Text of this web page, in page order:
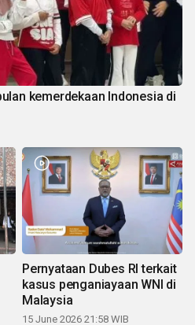
kemerdekaan Indonesia di
Pernyataan Dubes RI terkait
kasus penganiayaan WNI di
Malaysia
15 June 2026 21:58 WIB